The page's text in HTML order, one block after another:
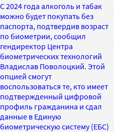
С 2024 года алкоголь и табак
можно будет покупать без
паспорта, подтвердив возраст
по биометрии, сообщил
гендиректор Центра
биометрических технологий
Владислав Поволоцкий. Этой
опцией смогут
воспользоваться те, кто имеет
подтвержденный цифровой
профиль гражданина и сдал
данные в Единую
биометрическую систему (ЕБС)